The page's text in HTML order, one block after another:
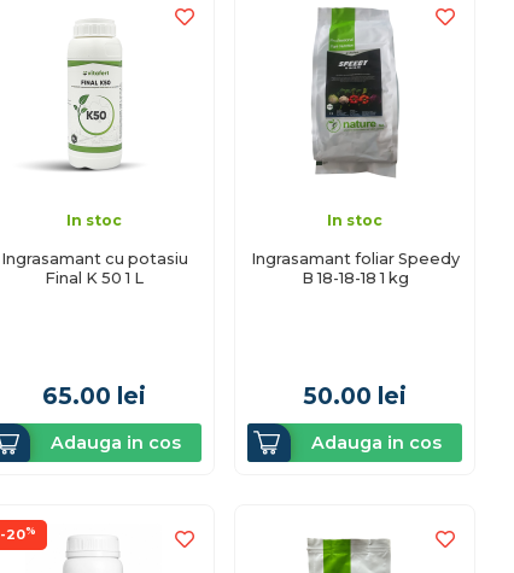
In stoc
Ingrasamant cu potasiu
Final K 50 1 L
65.00 lei
Adauga in cos
In stoc
Ingrasamant foliar Speedy
B 18-18-18 1 kg
50.00 lei
Adauga in cos
-20%